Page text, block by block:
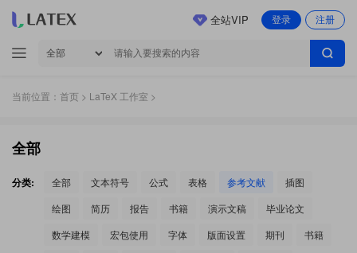
登录 注册
全站VIP
当前位置： 首页 > LaTeX 工作室 >
全部
分类: 全部 文本符号 公式 表格 参考文献
插图
绘图
简历 报告 书籍 演示文稿
毕业论文
数学建模
宏包使用 字体 版面设置 期刊
书籍